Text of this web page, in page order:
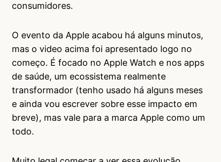
consumidores.
O evento da Apple acabou há alguns minutos,
mas o video acima foi apresentado logo no
começo. É focado no Apple Watch e nos apps
de saúde, um ecossistema realmente
transformador (tenho usado há alguns meses
e ainda vou escrever sobre esse impacto em
breve), mas vale para a marca Apple como um
todo.